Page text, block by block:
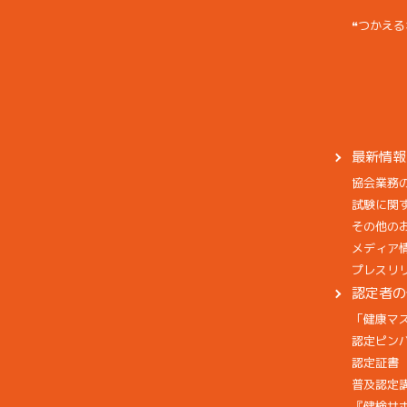
❝つかえ
最新情報
協会業務
試験に関
その他の
メディア
プレスリ
認定者
「健康
認定ピン
認定証書
普及認定